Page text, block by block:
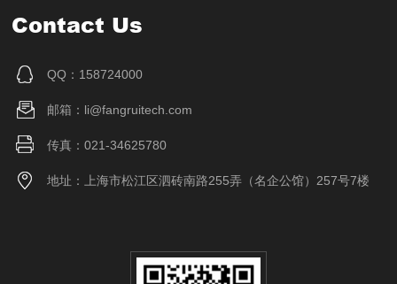
Contact Us
QQ：158724000
邮箱：li@fangruitech.com
传真：021-34625780
地址：上海市松江区泗砖南路255弄（名企公馆）257号7楼